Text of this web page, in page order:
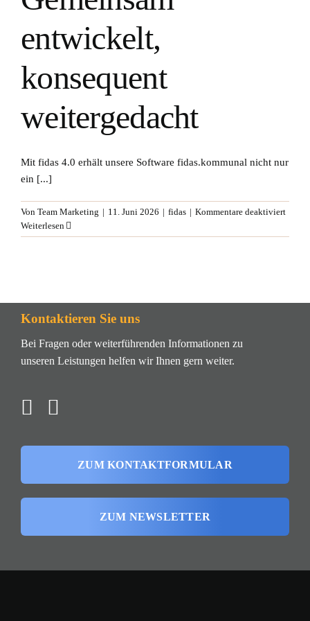
entwickelt,
konsequent
weitergedacht
Mit fidas 4.0 erhält unsere Software fidas.kommunal nicht nur
ein [...]
Von Team Marketing | 11. Juni 2026 | fidas | Kommentare deaktiviertfür
4.0:
Weiterlesen
Kontaktieren Sie uns
Bei Fragen oder weiterführenden Informationen zu
unseren Leistungen helfen wir Ihnen gern weiter.
ZUM KONTAKTFORMULAR
ZUM NEWSLETTER